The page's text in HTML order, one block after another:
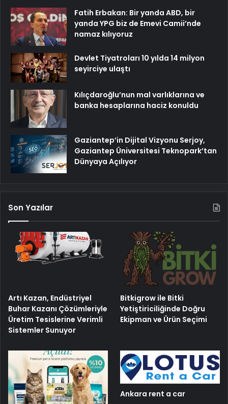
Fatih Erbakan: Bir yanda ABD, bir
yanda YPG biz de Emevi Camii’nde
namaz kılıyoruz
Devlet Tiyatroları 10 yılda 14 milyon
seyirciye ulaştı
Kılıçdaroğlu’nun mal varlıklarına ve
banka hesaplarına haciz konuldu
Gaziantep’in Dijital Vizyonu Serjoy,
Gaziantep Üniversitesi Teknopark’tan
Dünyaya Açılıyor
Son Yazılar
Artı Kazan, Endüstriyel
Buhar Kazanı Çözümleriyle
Üretim Tesislerine Verimli
Sistemler Sunuyor
Bitkigrow ile Bitki
Yetiştiriciliğinde Doğru
Ekipman ve Ürün Seçimi
Ankara rent a car